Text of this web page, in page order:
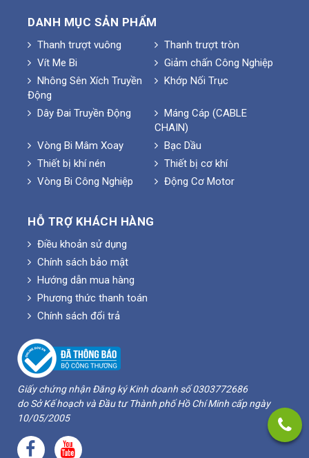
DANH MỤC SẢN PHẨM
Thanh trượt vuông
Thanh trượt tròn
Vít Me Bi
Giảm chấn Công Nghiệp
Nhông Sên Xích Truyền
Động
Khớp Nối Trục
Dây Đai Truyền Động
Máng Cáp (CABLE
CHAIN)
Vòng Bi Mâm Xoay
Bạc Dầu
Thiết bị khí nén
Thiết bị cơ khí
Vòng Bi Công Nghiệp
Động Cơ Motor
HỖ TRỢ KHÁCH HÀNG
Điều khoản sử dụng
Chính sách bảo mật
Hướng dẫn mua hàng
Phương thức thanh toán
Chính sách đổi trả
Giấy chứng nhận Đăng ký Kinh doanh số 0303772686
do Sở Kế hoạch và Đầu tư Thành phố Hồ Chí Minh cấp ngày
10/05/2005